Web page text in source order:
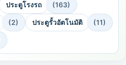
ประตูโรงรถ (163)
(2) ประตูรั้วอัตโนมัติ (11)